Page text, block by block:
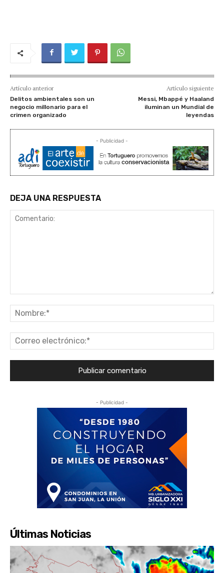
Artículo anterior
Delitos ambientales son un
negocio millonario para el
crimen organizado
Artículo siguiente
Messi, Mbappé y Haaland
iluminan un Mundial de
leyendas
- Publicidad -
DEJA UNA RESPUESTA
- Publicidad -
Últimas Noticias